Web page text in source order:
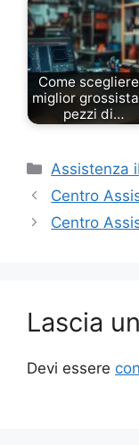
Come
miglior
pezzi di…
Categorie
Assistenza
Centro
Centro
Lascia
Devi essere